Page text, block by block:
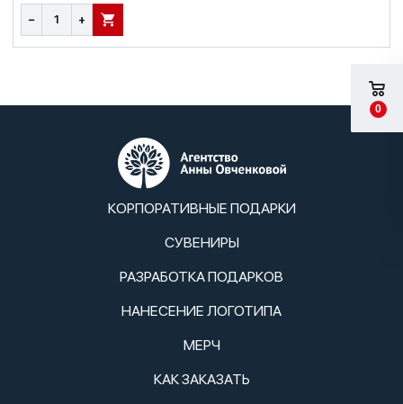
− + В КОРЗИНУ
КОРПОРАТИВНЫЕ ПОДАРКИ
СУВЕНИРЫ
РАЗРАБОТКА ПОДАРКОВ
НАНЕСЕНИЕ ЛОГОТИПА
МЕРЧ
КАК ЗАКАЗАТЬ
0